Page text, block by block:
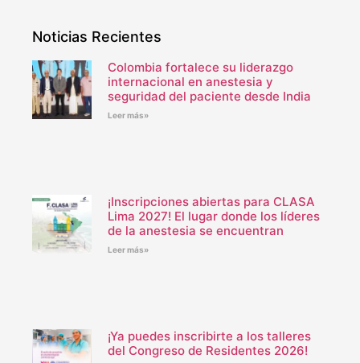
Noticias Recientes
Colombia fortalece su liderazgo
internacional en anestesia y
seguridad del paciente desde India
Leer más»
¡Inscripciones abiertas para CLASA
Lima 2027! El lugar donde los líderes
de la anestesia se encuentran
Leer más»
¡Ya puedes inscribirte a los talleres
del Congreso de Residentes 2026!